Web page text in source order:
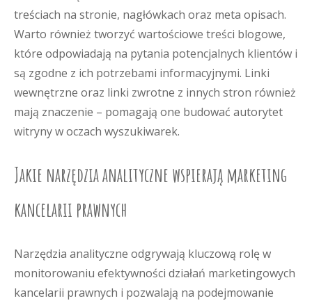
treściach na stronie, nagłówkach oraz meta opisach.
Warto również tworzyć wartościowe treści blogowe,
które odpowiadają na pytania potencjalnych klientów i
są zgodne z ich potrzebami informacyjnymi. Linki
wewnętrzne oraz linki zwrotne z innych stron również
mają znaczenie – pomagają one budować autorytet
witryny w oczach wyszukiwarek.
Jakie narzędzia analityczne wspierają marketing
kancelarii prawnych
Narzędzia analityczne odgrywają kluczową rolę w
monitorowaniu efektywności działań marketingowych
kancelarii prawnych i pozwalają na podejmowanie